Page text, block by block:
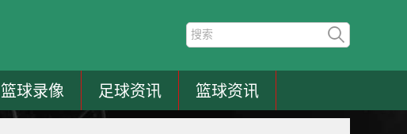
篮球录像 足球资讯 篮球资讯